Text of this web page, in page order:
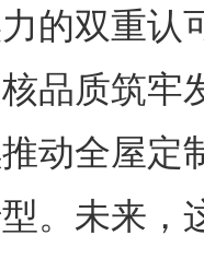
的双重认
品质筑牢
动全屋定
。未来，